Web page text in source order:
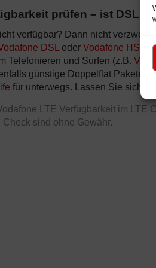
prüfen – ist DSL
verfügbar? Dann nicht
DSL oder Vodafone HSPA
Telefonieren und Surfen (z.B.
günstige Doppelflat Pakete
für unterwegs. Lassen Sie sich
LTE Verfügbarkeit im LTE
Check sind ohne Gewähr.